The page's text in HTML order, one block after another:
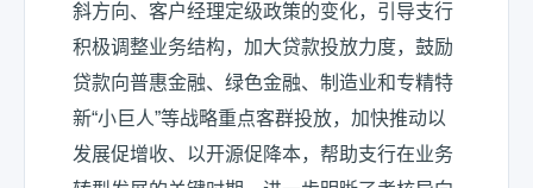
斜方向、客户经理定级政策的变化，引导支行
积极调整业务结构，加大贷款投放力度，鼓励
贷款向普惠金融、绿色金融、制造业和专精特
新“小巨人”等战略重点客群投放，加快推动以
发展促增收、以开源促降本，帮助支行在业务